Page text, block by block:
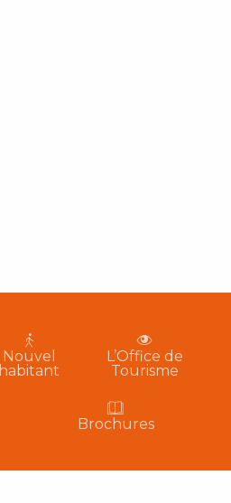
Nouvel
habitant
L’Office de
Tourisme
Brochures